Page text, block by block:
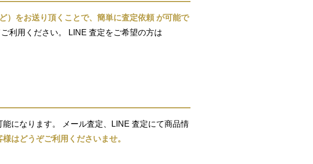
）をお送り頂くことで、簡単に査定依頼 が可能で
利用ください。 LINE 査定をご希望の方は
になります。 メール査定、LINE 査定にて商品情
はどうぞご利用くださいませ。